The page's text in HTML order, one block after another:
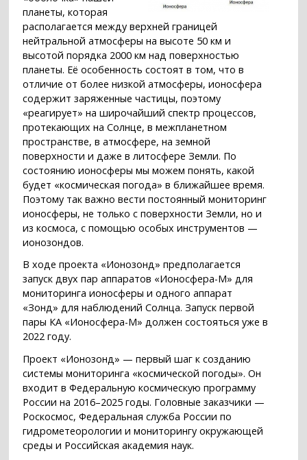
планеты, которая
располагается между верхней границей
нейтральной атмосферы на высоте 50 км и
высотой порядка 2000 км над поверхностью
планеты. Её особенность состоят в том, что в
отличие от более низкой атмосферы, ионосфера
содержит заряженные частицы, поэтому
«реагирует» на широчайший спектр процессов,
протекающих на Солнце, в межпланетном
пространстве, в атмосфере, на земной
поверхности и даже в литосфере Земли. По
состоянию ионосферы мы можем понять, какой
будет «космическая погода» в ближайшее время.
Поэтому так важно вести постоянный мониторинг
ионосферы, не только с поверхности Земли, но и
из космоса, с помощью особых инструментов —
ионозондов.
В ходе проекта «Ионозонд» предполагается
запуск двух пар аппаратов «Ионосфера-М» для
мониторинга ионосферы и одного аппарат
«Зонд» для наблюдений Солнца. Запуск первой
пары КА «Ионосфера-М» должен состояться уже в
2022 году.
Проект «Ионозонд» — первый шаг к созданию
системы мониторинга «космической погоды». Он
входит в Федеральную космическую программу
России на 2016–2025 годы. Головные заказчики —
Роскосмос, Федеральная служба России по
гидрометеорологии и мониторингу окружающей
среды и Российская академия наук.